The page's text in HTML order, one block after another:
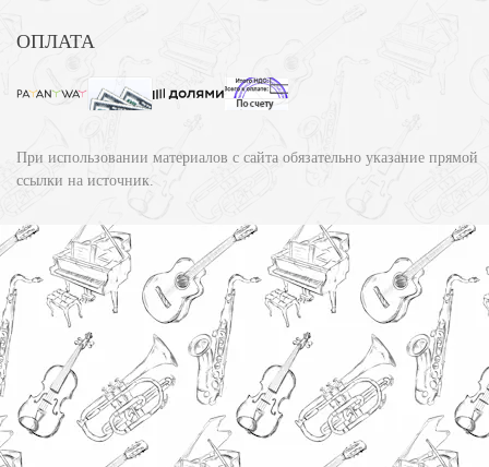
ОПЛАТА
При использовании материалов с сайта обязательно указание прямой
ссылки на источник.